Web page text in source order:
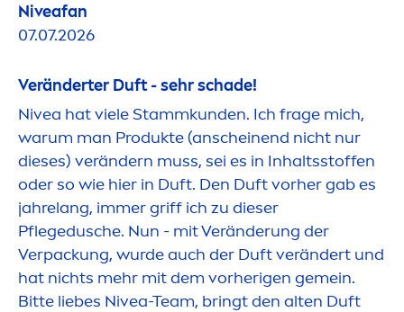
Niveafan
07.07.2026
Veränderter Duft - sehr schade!
Nivea hat viele Stammkunden. Ich frage mich,
warum man Produkte (anscheinend nicht nur
dieses) verändern muss, sei es in Inhaltsstoffen
oder so wie hier in Duft. Den Duft vorher gab es
jahrelang, immer griff ich zu dieser
Pflegedusche. Nun - mit Veränderung der
Verpackung, wurde auch der Duft verändert und
hat nichts mehr mit dem vorherigen gemein.
Bitte liebes Nivea-Team, bringt den alten Duft